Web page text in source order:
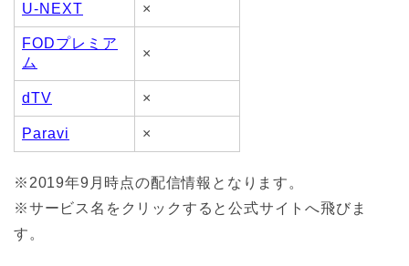
U-NEXT ×
FODプレミア
ム
×
dTV ×
Paravi ×
※2019年9月時点の配信情報となります。
※サービス名をクリックすると公式サイトへ飛びま
す。